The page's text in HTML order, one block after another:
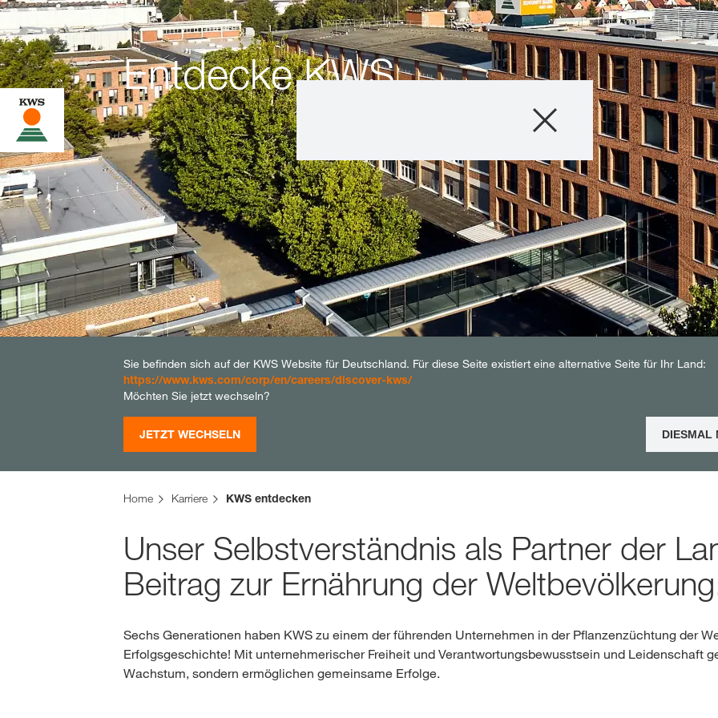
Produkte
Beratung
Stories & Events
Digitale Services
Über uns
Exklusiver
mitmyKWS
der KWS
kws.com/
Sie befinden sich auf der KWS Website für Deutschland. Für diese Seite existiert eine alternative Seite für Ihr Land:
https://www.kws.com/corp/en/careers/discover-kws/
Möchten Sie jetzt wechseln?
JETZT WECHSELN DIESMAL
Home Karriere KWS entdecken
Entdecke KWS
Unser Selbstverständnis als Partner der
Beitrag zur Ernährung der
Sechs Generationen haben KWS zu einem der führenden Unternehmen in der Pflanzenzüchtung der
Erfolgsgeschichte! Mit unternehmerischer Freiheit und Verantwortungsbewusstsein und Leidenschaft
Wachstum, sondern ermöglichen gemeinsame Erfolge.